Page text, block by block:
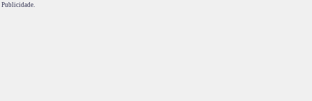
Publicidade.